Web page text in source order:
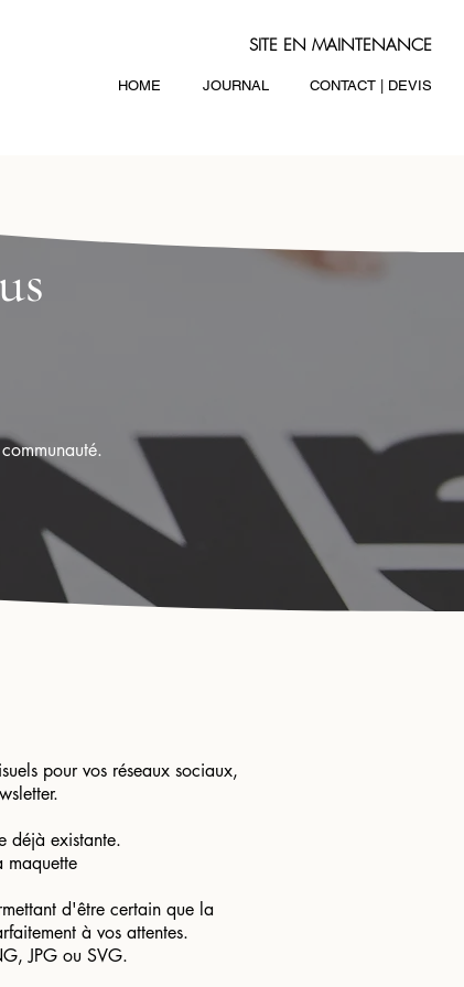
SITE EN MAINTENANCE
HOME JOURNAL CONTACT | DEVIS
pour vos réseaux sociaux,
déjà existante.
maquette
d'être certain que la
à vos attentes.
JPG ou SVG.